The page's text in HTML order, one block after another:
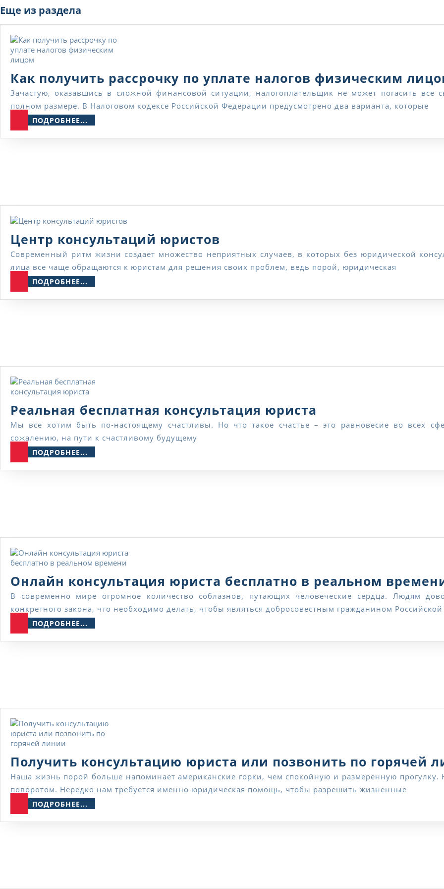
Еще из раздела
Как получить рассрочку по уплате налогов физическим
Зачастую, оказавшись в сложной финансовой ситуации, налогоплательщик не может погасить все свои обязательные налоговые платежи в срок и в
полном размере. В Налоговом кодексе Российской Федерации предусмотрено два варианта, которые
ПОДРОБНЕЕ...
Центр консультаций юристов
консультаций
юристов
Современный ритм жизни создает множество неприятных случаев, в которых без юридической консультации не обойтись. Юридические и физические
лица все чаще обращаются к юристам для решения своих проблем, ведь порой, юридическая
ПОДРОБНЕЕ...
Реальная бесплатная консультация юриста
бесплатная
Мы все хотим быть по-настоящему счастливы. Но что такое счастье – это равновесие во всех сферах жизни: работе, семье, в быту, в достатке. К
сожалению, на пути к счастливому будущему
ПОДРОБНЕЕ...
Онлайн консультация юриста бесплатно в реальном
В современно мире огромное количество соблазнов, путающих человеческие сердца. Людям довольно тяжело понять, что кроется за значением
конкретного закона, что необходимо делать, чтобы являться добросовестным гражданином
ПОДРОБНЕЕ...
Получить консультацию юриста или позвонить по горячей
Наша жизнь порой больше напоминает американские горки, чем спокойную и размеренную прогулку. Никогда не можешь угадать, что ожидает за новым
поворотом. Нередко нам требуется именно юридическая помощь, чтобы разрешить жизненные
ПОДРОБНЕЕ...